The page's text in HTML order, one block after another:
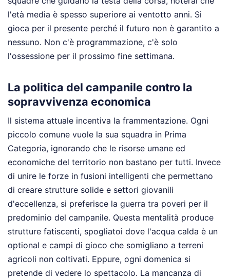
l'età media è spesso superiore ai ventotto anni. Si
gioca per il presente perché il futuro non è garantito a
nessuno. Non c'è programmazione, c'è solo
l'ossessione per il prossimo fine settimana.
La politica del campanile contro la
sopravvivenza economica
Il sistema attuale incentiva la frammentazione. Ogni
piccolo comune vuole la sua squadra in Prima
Categoria, ignorando che le risorse umane ed
economiche del territorio non bastano per tutti. Invece
di unire le forze in fusioni intelligenti che permettano
di creare strutture solide e settori giovanili
d'eccellenza, si preferisce la guerra tra poveri per il
predominio del campanile. Questa mentalità produce
strutture fatiscenti, spogliatoi dove l'acqua calda è un
optional e campi di gioco che somigliano a terreni
agricoli non coltivati. Eppure, ogni domenica si
pretende di vedere lo spettacolo. La mancanza di